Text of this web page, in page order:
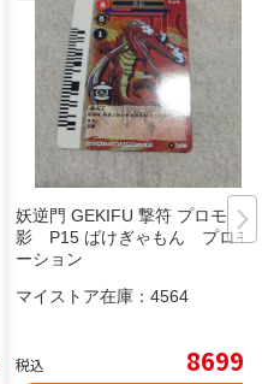
妖逆門 GEKIFU 撃符 プロモ 夢
影 P15 ばけぎゃもん プロモ
ーション
マイストア在庫： 4564
税込 8699